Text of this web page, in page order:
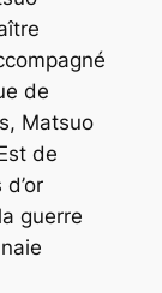
de
Matsuo
de
guerre